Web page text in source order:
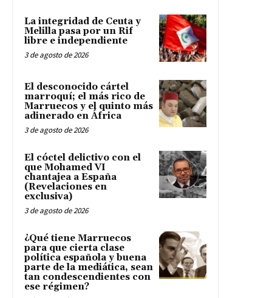
La integridad de Ceuta y
Melilla pasa por un Rif
libre e independiente
3 de agosto de 2026
El desconocido cártel
marroquí; el más rico de
Marruecos y el quinto más
adinerado en África
3 de agosto de 2026
El cóctel delictivo con el
que Mohamed VI
chantajea a España
(Revelaciones en
exclusiva)
3 de agosto de 2026
¿Qué tiene Marruecos
para que cierta clase
política española y buena
parte de la mediática, sean
tan condescendientes con
ese régimen?